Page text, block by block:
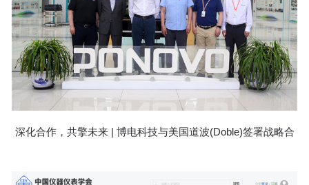
深化合作，共擎未来 | 博电科技与美国道波(Doble)签署战略合